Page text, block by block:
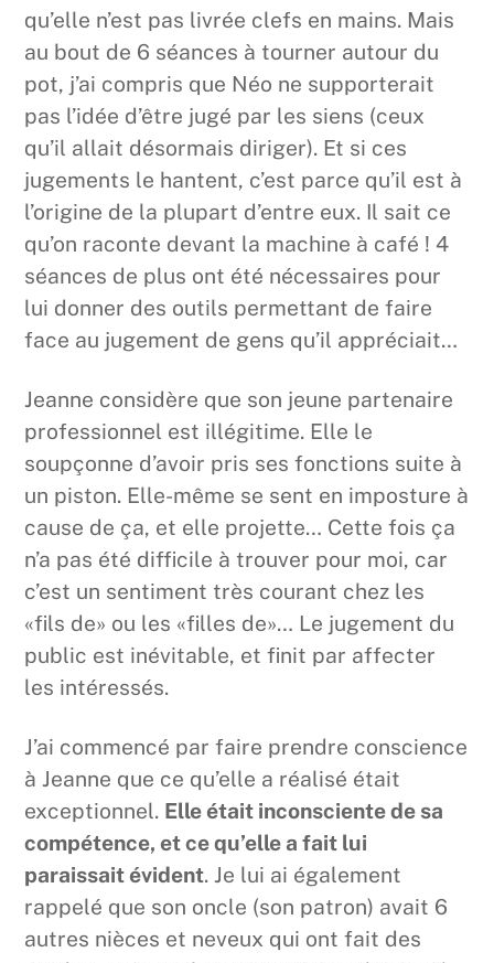
qu’elle n’est pas livrée clefs en mains. Mais
au bout de 6 séances à tourner autour du
pot, j’ai compris que Néo ne supporterait
pas l’idée d’être jugé par les siens (ceux
qu’il allait désormais diriger). Et si ces
jugements le hantent, c’est parce qu’il est à
l’origine de la plupart d’entre eux. Il sait ce
qu’on raconte devant la machine à café ! 4
séances de plus ont été nécessaires pour
lui donner des outils permettant de faire
face au jugement de gens qu’il appréciait…
Jeanne considère que son jeune partenaire
professionnel est illégitime. Elle le
soupçonne d’avoir pris ses fonctions suite à
un piston. Elle-même se sent en imposture à
cause de ça, et elle projette… Cette fois ça
n’a pas été difficile à trouver pour moi, car
c’est un sentiment très courant chez les
«fils de» ou les «filles de»… Le jugement du
public est inévitable, et finit par affecter
les intéressés.
J’ai commencé par faire prendre conscience
à Jeanne que ce qu’elle a réalisé était
exceptionnel. Elle était inconsciente de sa
compétence, et ce qu’elle a fait lui
paraissait évident. Je lui ai également
rappelé que son oncle (son patron) avait 6
autres nièces et neveux qui ont fait des